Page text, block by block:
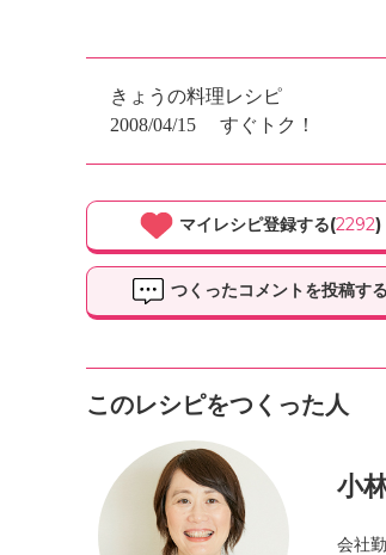
きょうの料理レシピ
2008/04/15
すぐトク！
マイレシピ登録する(2292)
つくったコメントを投稿する
このレシピをつくった人
小
会社